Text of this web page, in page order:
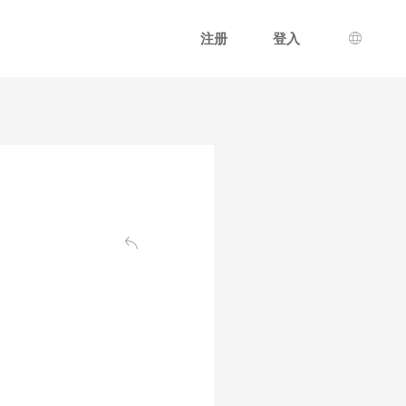
注册 登入
语言选
返回